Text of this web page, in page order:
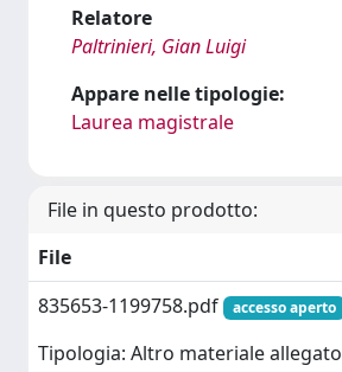
Relatore
Paltrinieri, Gian Luigi
Appare nelle tipologie:
Laurea magistrale
File in questo prodotto:
File
835653-1199758.pdf
accesso aperto
Tipologia: Altro materiale allegato